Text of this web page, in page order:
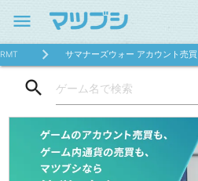
menu
RMT サマナーズウォー アカウント売買
search